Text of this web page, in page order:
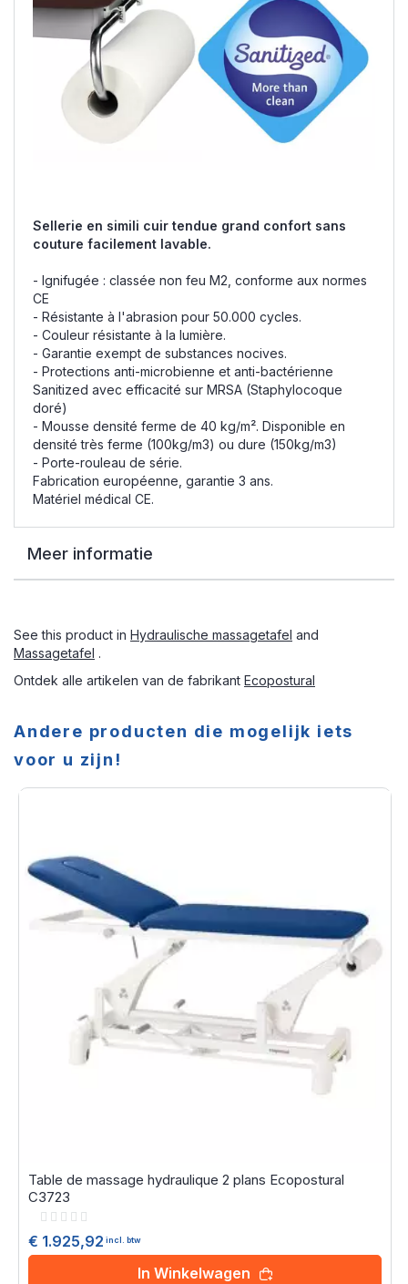
Sellerie en simili cuir tendue grand confort sans
couture facilement lavable.
- Ignifugée : classée non feu M2, conforme aux normes
CE
- Résistante à l'abrasion pour 50.000 cycles.
- Couleur résistante à la lumière.
- Garantie exempt de substances nocives.
- Protections anti-microbienne et anti-bactérienne
Sanitized avec efficacité sur MRSA (Staphylocoque
doré)
- Mousse densité ferme de 40 kg/m². Disponible en
densité très ferme (100kg/m3) ou dure (150kg/m3)
- Porte-rouleau de série.
Fabrication européenne, garantie 3 ans.
Matériel médical CE.
Meer informatie
See this product in Hydraulische massagetafel and
Massagetafel .
Ontdek alle artikelen van de fabrikant Ecopostural
Andere producten die mogelijk iets
voor u zijn!
Table de massage hydraulique 2 plans Ecopostural
C3723
Rating:
€ 1.925,92 incl. btw
In Winkelwagen